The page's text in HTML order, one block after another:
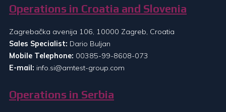
Operations in Croatia and Slovenia
Zagrebačka avenija 106, 10000 Zagreb, Croatia
Sales Specialist: Dario Buljan
Mobile Telephone: 00385-99-8608-073
E-mail: info.si@amtest-group.com
Operations in Serbia